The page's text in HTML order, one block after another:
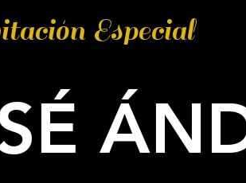
Especial